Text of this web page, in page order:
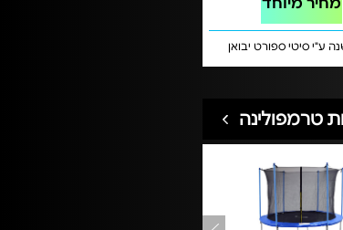
ע"י סיטי ספורט יבואן
טרמפולינה